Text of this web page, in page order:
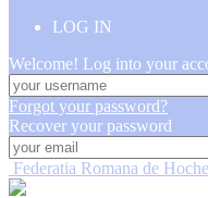
LOG IN
Welcome! Log into your
Forgot your password?
Recover your password
Federatia Romana de